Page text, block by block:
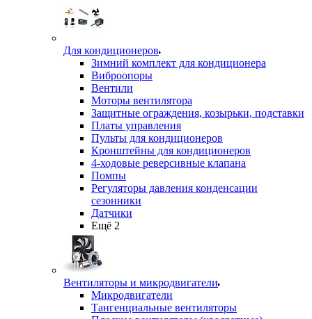
Для кондиционеров
Зимний комплект для кондиционера
Виброопоры
Вентили
Моторы вентилятора
Защитные ограждения, козырьки, подставки
Платы управления
Пульты для кондиционеров
Кронштейны для кондиционеров
4-ходовые реверсивные клапана
Помпы
Регуляторы давления конденсации
сезонники
Датчики
Ещё 2
Вентиляторы и микродвигатели
Микродвигатели
Тангенциальные вентиляторы